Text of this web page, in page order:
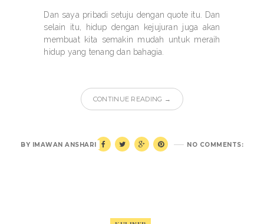
Dan saya pribadi setuju dengan quote itu. Dan
selain itu, hidup dengan kejujuran juga akan
membuat kita semakin mudah untuk meraih
hidup yang tenang dan bahagia.
CONTINUE READING →
NO COMMENTS:
BY IMAWAN ANSHARI